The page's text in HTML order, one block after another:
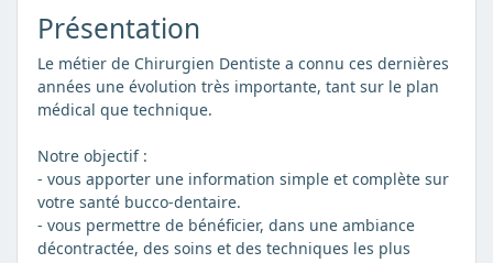
Présentation
Le métier de Chirurgien Dentiste a connu ces dernières
années une évolution très importante, tant sur le plan
médical que technique.
Notre objectif :
- vous apporter une information simple et complète sur
votre santé bucco-dentaire.
- vous permettre de bénéficier, dans une ambiance
décontractée, des soins et des techniques les plus